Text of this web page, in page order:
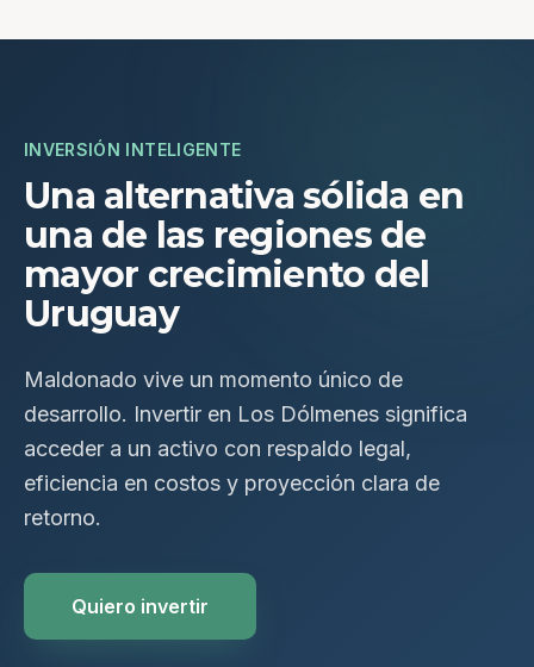
INVERSIÓN INTELIGENTE
Una alternativa sólida en
una de las regiones de
mayor crecimiento del
Uruguay
Maldonado vive un momento único de
desarrollo. Invertir en Los Dólmenes significa
acceder a un activo con respaldo legal,
eficiencia en costos y proyección clara de
retorno.
Quiero invertir